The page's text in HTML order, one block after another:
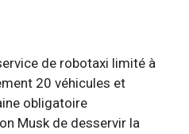
de robotaxi limité à
20 véhicules et
obligatoire
Musk de desservir la